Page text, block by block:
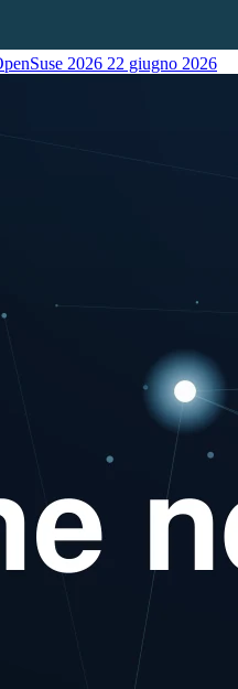
2026 22 giugno 2026